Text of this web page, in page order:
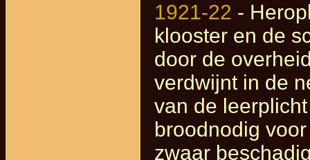
1921-22 -
klooster en de
door de
verdwijnt in de
van de
broodnodig
zwaar